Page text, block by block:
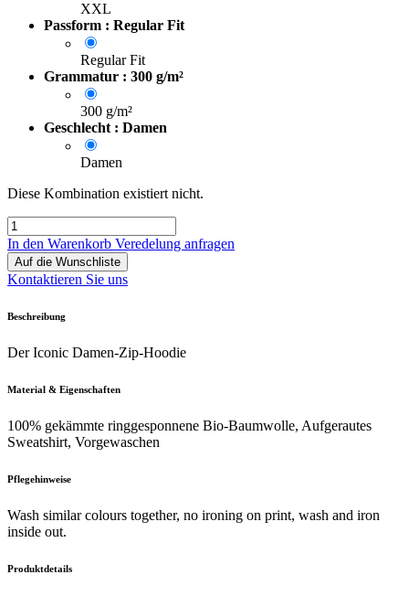
XXL
Passform : Regular Fit
Regular Fit
Grammatur : 300 g/m²
300 g/m²
Geschlecht : Damen
Damen
Diese Kombination existiert nicht.
In den Warenkorb Veredelung anfragen
Auf die Wunschliste
Kontaktieren Sie uns
Beschreibung
Der Iconic Damen-Zip-Hoodie
Material & Eigenschaften
100% gekämmte ringgesponnene Bio-Baumwolle, Aufgerautes
Sweatshirt, Vorgewaschen
Pflegehinweise
Wash similar colours together, no ironing on print, wash and iron
inside out.
Produktdetails